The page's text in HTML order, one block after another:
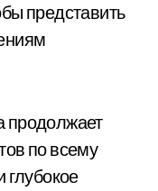
представить
продолжает
по всему
глубокое